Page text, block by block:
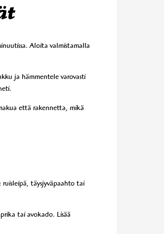
Aloita valmistamalla
ja hämmentele varovasti
että rakennetta, mikä
ruisleipä, täysjyväpaahto tai
tai avokado. Lisää